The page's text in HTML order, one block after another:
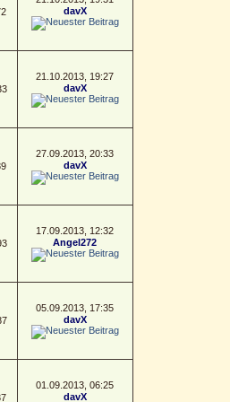
davX
21.10.2013, 19:27
davX
27.09.2013, 20:33
davX
17.09.2013, 12:32
Angel272
05.09.2013, 17:35
davX
01.09.2013, 06:25
davX